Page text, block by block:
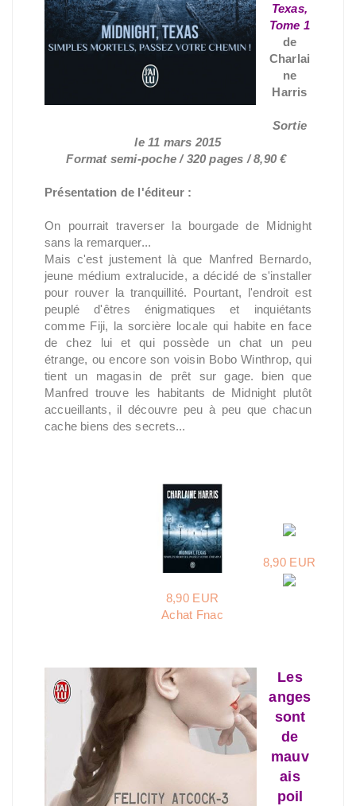
Texas,
Tome 1
de
Charlai
ne
Harris
Sortie
le 11 mars 2015
Format semi-poche / 320 pages / 8,90 €
Présentation de l'éditeur :
On pourrait traverser la bourgade de Midnight
sans la remarquer...
Mais c'est justement là que Manfred Bernardo,
jeune médium extralucide, a décidé de s'installer
pour rouver la tranquillité. Pourtant, l'endroit est
peuplé d'êtres énigmatiques et inquiétants
comme Fiji, la sorcière locale qui habite en face
de chez lui et qui possède un chat un peu
étrange, ou encore son voisin Bobo Winthrop, qui
tient un magasin de prêt sur gage. bien que
Manfred trouve les habitants de Midnight plutôt
accueillants, il découvre peu à peu que chacun
cache biens des secrets...
8,90 EUR
Achat Fnac
8,90 EUR
Les
anges
sont
de
mauv
ais
poil